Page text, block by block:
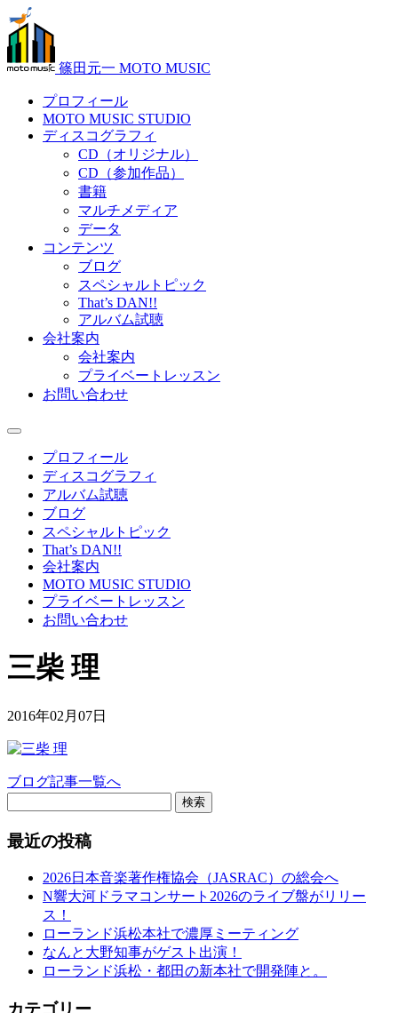
篠田元一 MOTO MUSIC
プロフィール
MOTO MUSIC STUDIO
ディスコグラフィ
CD（オリジナル）
CD（参加作品）
書籍
マルチメディア
データ
コンテンツ
ブログ
スペシャルトピック
That’s DAN!!
アルバム試聴
会社案内
会社案内
プライベートレッスン
お問い合わせ
プロフィール
ディスコグラフィ
アルバム試聴
ブログ
スペシャルトピック
That’s DAN!!
会社案内
MOTO MUSIC STUDIO
プライベートレッスン
お問い合わせ
三柴 理
2016年02月07日
ブログ記事一覧へ
検索
最近の投稿
2026日本音楽著作権協会（JASRAC）の総会へ
N響大河ドラマコンサート2026のライブ盤がリリー
ス！
ローランド浜松本社で濃厚ミーティング
なんと大野知事がゲスト出演！
ローランド浜松・都田の新本社で開発陣と。
カテゴリー